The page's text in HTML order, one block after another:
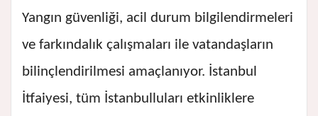
Yangın güvenliği, acil durum bilgilendirmeleri
ve farkındalık çalışmaları ile vatandaşların
bilinçlendirilmesi amaçlanıyor. İstanbul
İtfaiyesi, tüm İstanbulluları etkinliklere